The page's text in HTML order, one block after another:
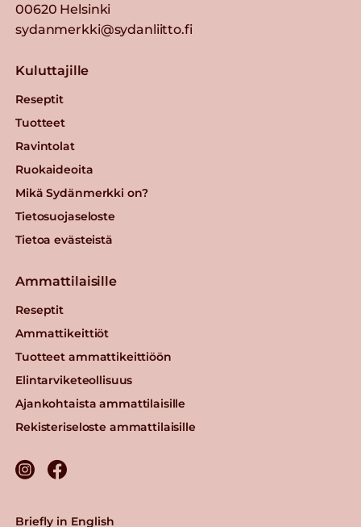
00620 Helsinki
sydanmerkki@sydanliitto.fi
Kuluttajille
Reseptit
Tuotteet
Ravintolat
Ruokaideoita
Mikä Sydänmerkki on?
Tietosuojaseloste
Tietoa evästeistä
Ammattilaisille
Reseptit
Ammattikeittiöt
Tuotteet ammattikeittiöön
Elintarviketeollisuus
Ajankohtaista ammattilaisille
Rekisteriseloste ammattilaisille
Briefly in English